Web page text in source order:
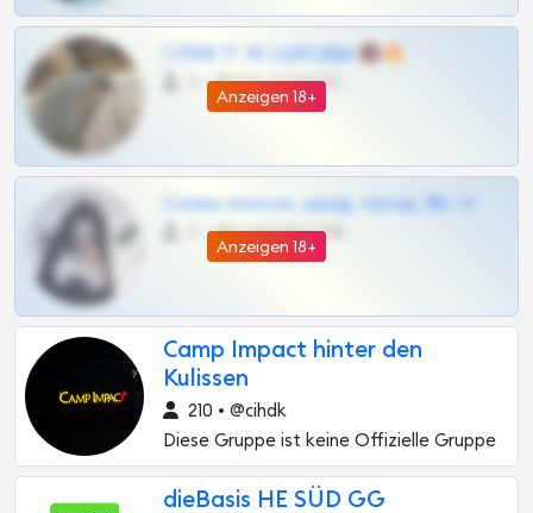
Anzeigen 18+
СЛИВ ТГ 18 | ШКОДЫ 🔞🔥
0 •
Anzeigen 18+
Сливы вписок, шкод, теток, 18+ тг
0 •
Camp Impact hinter den
Kulissen
210 • @cihdk
Diese Gruppe ist keine Offizielle Gruppe
dieBasis HE SÜD GG